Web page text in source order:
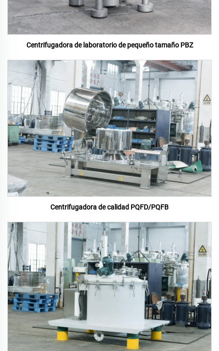
Centrifugadora de laboratorio de pequeño tamaño PBZ
Centrifugadora de calidad PQFD/PQFB